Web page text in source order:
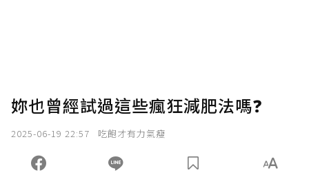
妳也曾經試過這些瘋狂減肥法嗎❓
2025-06-19 22:57 吃飽才有力氣瘦